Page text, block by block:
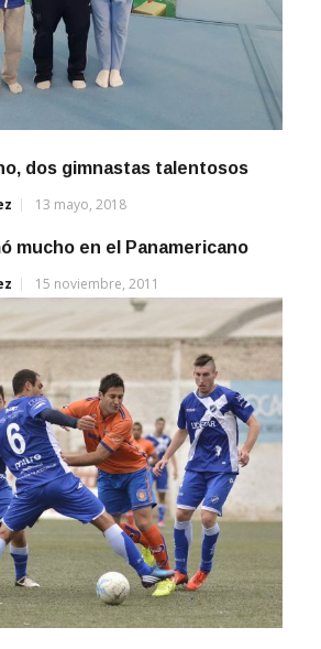
dos gimnastas talentosos
13 mayo, 2018
mucho en el Panamericano
15 noviembre, 2011